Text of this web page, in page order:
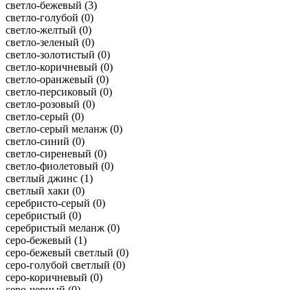
светло-бежевый (3)
светло-голубой (0)
светло-желтый (0)
светло-зеленый (0)
светло-золотистый (0)
светло-коричневый (0)
светло-оранжевый (0)
светло-персиковый (0)
светло-розовый (0)
светло-серый (0)
светло-серый меланж (0)
светло-синий (0)
светло-сиреневый (0)
светло-фиолетовый (0)
светлый джинс (1)
светлый хаки (0)
серебристо-серый (0)
серебристый (0)
серебристый меланж (0)
серо-бежевый (1)
серо-бежевый светлый (0)
серо-голубой светлый (0)
серо-коричневый (0)